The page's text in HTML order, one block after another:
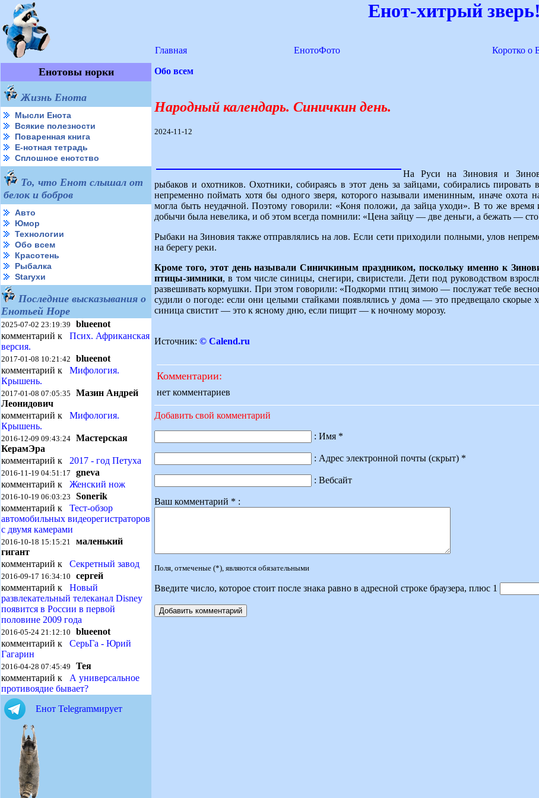
Енот-хитрый зверь!
Главная ЕнотоФото Коротко о
Енотовы норки
Жизнь Енота
Мысли Енота
Всякие полезности
Поваренная книга
Е-нотная тетрадь
Сплошное енотство
То, что Енот слышал от
белок и бобров
Авто
Юмор
Технологии
Обо всем
Красотень
Рыбалка
Starухи
Последние высказывания о
Енотьей Норе
2025-07-02 23:19:39 blueenot
комментарий к Псих. Африканская
версия.
2017-01-08 10:21:42 blueenot
комментарий к Мифология.
Крышень.
2017-01-08 07:05:35 Мазин Андрей
Леонидович
комментарий к Мифология.
Крышень.
2016-12-09 09:43:24 Мастерская
КерамЭра
комментарий к 2017 - год Петуха
2016-11-19 04:51:17 gneva
комментарий к Женский нож
2016-10-19 06:03:23 Sonerik
комментарий к Тест-обзор
автомобильных видеорегистраторов
с двумя камерами
2016-10-18 15:15:21 маленький
гигант
комментарий к Секретный завод
2016-09-17 16:34:10 сергей
комментарий к Новый
развлекательный телеканал Disney
появится в России в первой
половине 2009 года
2016-05-24 21:12:10 blueenot
комментарий к СерьГа - Юрий
Гагарин
2016-04-28 07:45:49 Тея
комментарий к А универсальное
противоядие бывает?
Енот Telegramмирует
Обо всем
Народный календарь. Синичкин день.
2024-11-12
На Руси на Зиновия и
рыбаков и охотников. Охотники, собираясь в этот день за зайцами, собирались
непременно поймать хотя бы одного зверя, которого называли именинным, иначе охота
могла быть неудачной. Поэтому говорили: «Коня положи, да зайца уходи». В то же время
добычи была невелика, и об этом всегда помнили: «Цена зайцу — две деньги, а бежать — сто
Рыбаки на Зиновия также отправлялись на лов. Если сети приходили полными, улов
на берегу реки.
Кроме того, этот день называли Синичкиным праздником, поскольку именно к
птицы-зимники, в том числе синицы, снегири, свиристели. Дети под руководством
развешивать кормушки. При этом говорили: «Подкорми птиц зимою — послужат тебе
судили о погоде: если они целыми стайками появлялись у дома — это предвещало скорые
синица свистит — это к ясному дню, если пищит — к ночному морозу.
Источник: © Calend.ru
Комментарии:
нет комментариев
Добавить свой комментарий
: Имя *
: Адрес электронной почты (скрыт) *
: Вебсайт
Ваш комментарий * :
Поля, отмеченые (*), являются обязательными
Введите число, которое стоит после знака равно в адресной строке браузера, плюс 1